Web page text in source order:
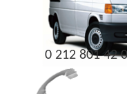
0 212 801 42